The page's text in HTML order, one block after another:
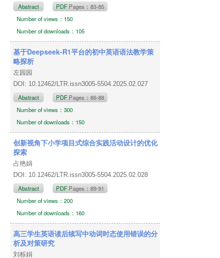
Abstract PDF Pages：83-85
Number of views：150
Number of downloads：105
基于Deepseek-R1平台的初中英语语法教学策
略探析
左园园
DOI: 10.12462/LTR.issn3005-5504.2025.02.027
Abstract PDF Pages：86-88
Number of views：300
Number of downloads：150
创新视角下小学项目式综合实践活动设计的优化
探索
占艳娟
DOI: 10.12462/LTR.issn3005-5504.2025.02.028
Abstract PDF Pages：89-91
Number of views：200
Number of downloads：160
高三学生英语读后续写中动词时态使用错误的分
析及对策研究
刘栎娟